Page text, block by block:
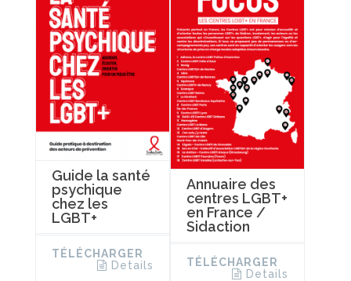
Guide la santé
psychique
chez les
LGBT+
TÉLÉCHARGER
Details
Annuaire des
centres LGBT+
en France /
Sidaction
TÉLÉCHARGER
Details